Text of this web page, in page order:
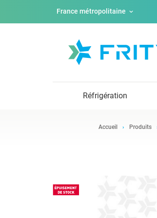
France métropolitaine
Réfrigération
Accueil Produits